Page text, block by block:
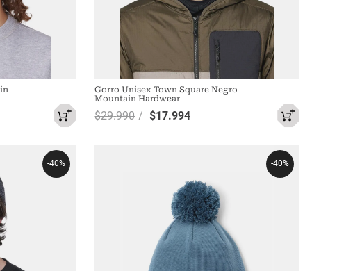
Gorro Unisex Town Square Negro
Mountain Hardwear
$29.990 $17.994
-40% -40%